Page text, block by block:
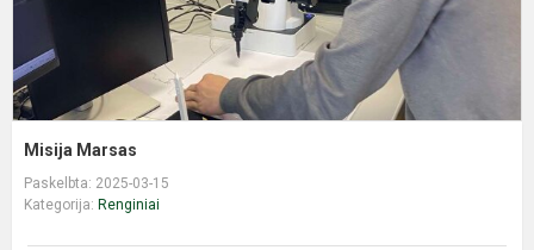
Misija Marsas
Paskelbta: 2025-03-15
Kategorija: Renginiai